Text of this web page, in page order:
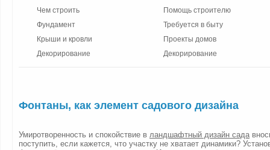
Чем строить
Фундамент
Крыши и кровли
Декорирование
Помощь строителю
Требуется в быту
Проекты домов
Декорирование
Фонтаны, как элемент садового дизайна
Умиротворенность и спокойствие в ландшафтный дизайн сада
поступить, если кажется, что участку не хватает динамики?